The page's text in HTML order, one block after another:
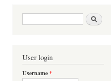
Search form Search
User login
Username*